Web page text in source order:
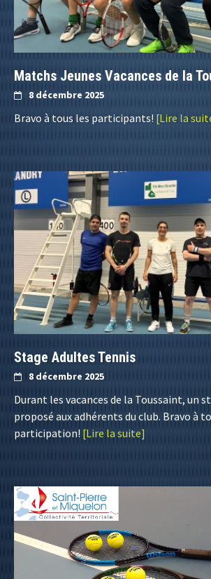
Matchs Jeunes Vacances de la
8 décembre 2025
Bravo à tous les participants! [Lire la
Stage Adultes Tennis
8 décembre 2025
Durant les vacances de la Toussaint, un
proposé aux adhérents du club. Bravo à
participation! [Lire la suite]